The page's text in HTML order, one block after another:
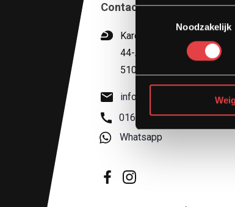
Toestemmingsselectie
Noodzakelijk
Contact
Kardinaal van Rossumstraat
44-A
5104 HN Dongen
info@stradamotoren.nl
0162 782532
Whatsapp